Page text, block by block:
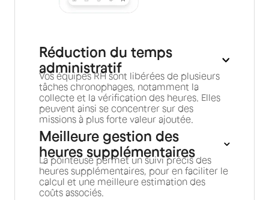
Réduction du temps
administratif
Vos équipes RH sont libérées de plusieurs
tâches chronophages, notamment la
collecte et la vérification des heures. Elles
peuvent ainsi se concentrer sur des
missions à plus forte valeur ajoutée.
Meilleure gestion des
heures supplémentaires
La pointeuse permet un suivi précis des
heures supplémentaires, pour en faciliter le
calcul et une meilleure estimation des
coûts associés.